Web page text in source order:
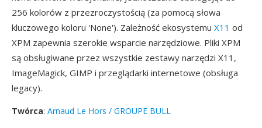
256 kolorów z przezroczystością (za pomocą słowa
kluczowego koloru 'None'). Zależność ekosystemu X11 od
XPM zapewnia szerokie wsparcie narzędziowe. Pliki XPM
są obsługiwane przez wszystkie zestawy narzędzi X11,
ImageMagick, GIMP i przeglądarki internetowe (obsługa
legacy).
Twórca: Arnaud Le Hors / GROUPE BULL